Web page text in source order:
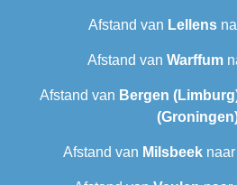
Afstand van Lellens
Afstand van Warffum
Afstand van Bergen
Afstand van Milsbeek naar